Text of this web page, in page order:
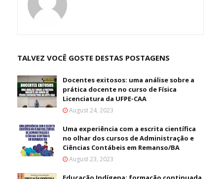
TALVEZ VOCÊ GOSTE DESTAS POSTAGENS
Docentes exitosos: uma análise sobre a
prática docente no curso de Física
Licenciatura da UFPE-CAA
August 24, 2023
Uma experiência com a escrita científica
no olhar dos cursos de Administração e
Ciências Contábeis em Remanso/BA
August 23, 2023